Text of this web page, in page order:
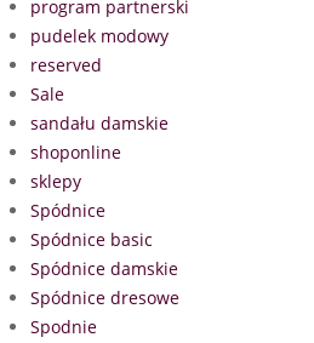
program partnerski
pudelek modowy
reserved
Sale
sandału damskie
shoponline
sklepy
Spódnice
Spódnice basic
Spódnice damskie
Spódnice dresowe
Spodnie